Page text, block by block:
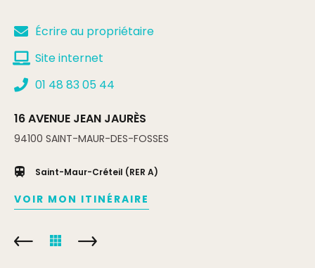
Écrire au propriétaire
Site internet
01 48 83 05 44
16 AVENUE JEAN JAURÈS
94100 SAINT-MAUR-DES-FOSSES
Saint-Maur-Créteil (RER A)
VOIR MON ITINÉRAIRE